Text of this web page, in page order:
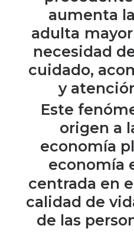
aumenta la
adulta mayor
necesidad
cuidado,
y
Este
origen a
economía
economía
centrada en
calidad de
de las